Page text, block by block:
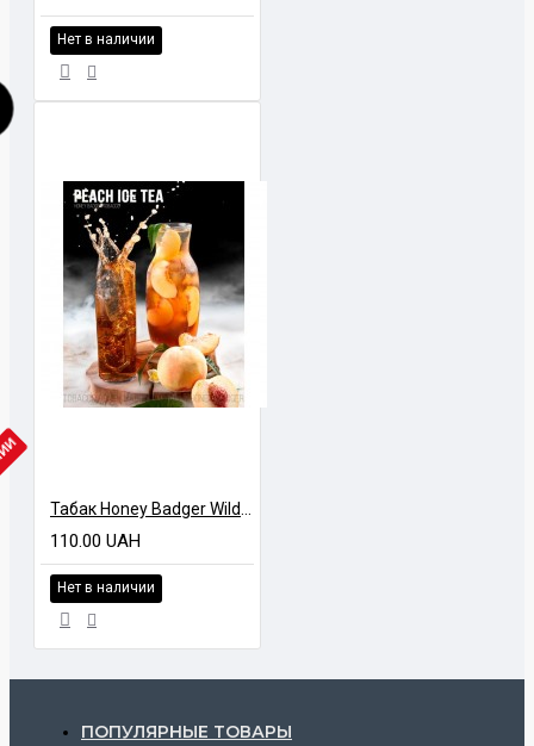
Нет в наличии
110.00 UAH
Нет в наличии
ПОПУЛЯРНЫЕ ТОВАРЫ